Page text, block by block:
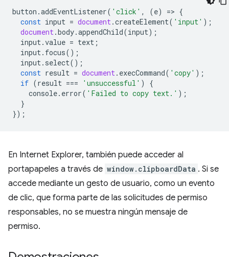
button .addEventListener( 'click' , (e) => {
const input = document .createElement( 'input' );
document .body.appendChild(input);
input .value = text ;
input . focus();
input . select();
const result = document . execCommand( 'copy' );
if (result === 'unsuccessful' )
{
console. error( 'Failed to copy text.' );
}
});
En Internet Explorer, también puede acceder al
portapapeles a través de window.clipboardData . Si se
accede mediante un gesto de usuario, como un evento
de clic, que forma parte de las solicitudes de permiso
responsables, no se muestra ningún mensaje de
permiso.